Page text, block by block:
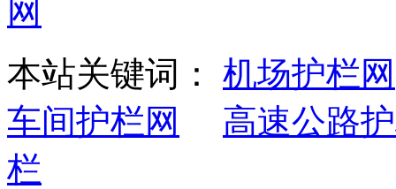
本站关键词： 机场护栏网
车间护栏网
高速公路
栏